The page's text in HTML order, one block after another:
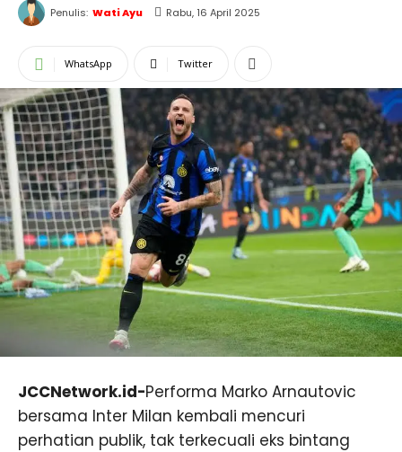
Penulis: Wati Ayu Rabu, 16 April 2025
WhatsApp Twitter
JCCNetwork.id-Performa Marko Arnautovic
bersama Inter Milan kembali mencuri
perhatian publik, tak terkecuali eks bintang